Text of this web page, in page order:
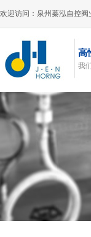
欢迎访问：泉州蓁泓自控阀
高
我